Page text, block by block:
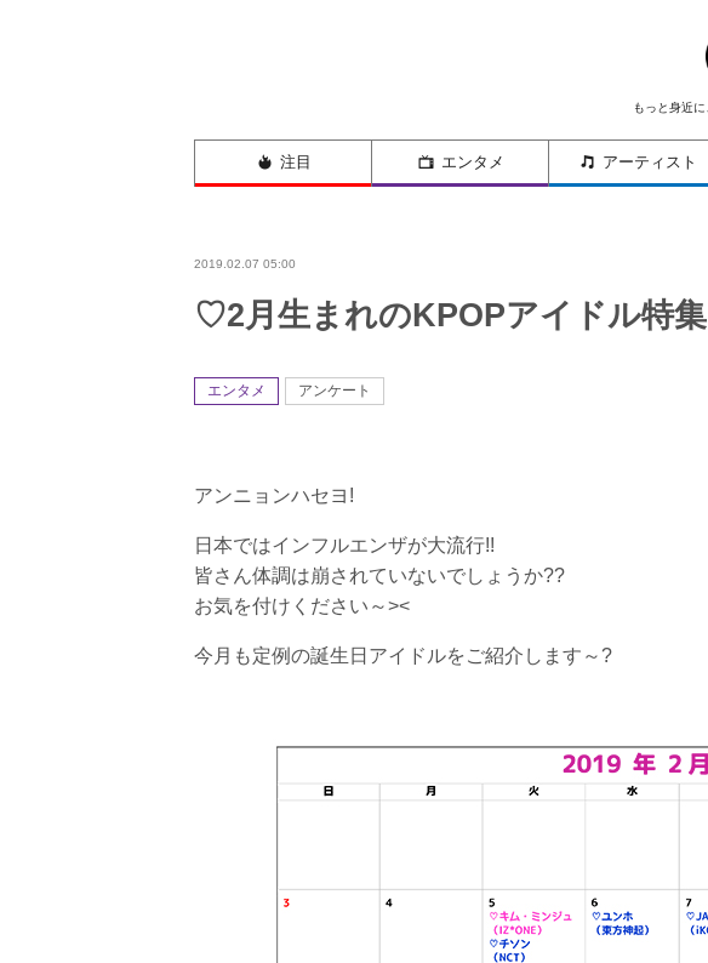
もっと身近
注目 エンタメ アーティスト
2019.02.07 05:00
♡2月生まれのKPOPアイドル特
エンタメ アンケート
アンニョンハセヨ!
日本ではインフルエンザが大流行!!
皆さん体調は崩されていないでしょうか??
お気を付けください～><
今月も定例の誕生日アイドルをご紹介します～?